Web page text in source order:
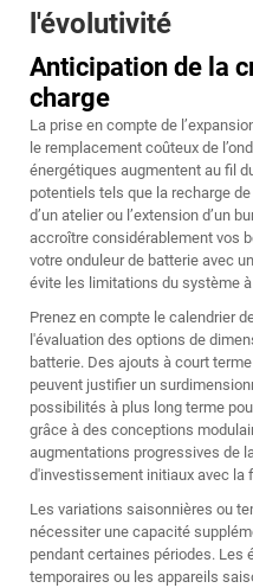
l'évolutivité
Anticipation de la
charge
La prise en compte de
le remplacement coûteux de
énergétiques augmentent au fil
potentiels tels que la recharge
d’un atelier ou l’extension d’un
accroître considérablement vos
votre onduleur de batterie avec
évite les limitations du système
Prenez en compte le calendrier
l'évaluation des options de
batterie. Des ajouts à court
peuvent justifier un
possibilités à plus long terme
grâce à des conceptions
augmentations progressives de
d'investissement initiaux avec la
Les variations saisonnières ou
nécessiter une capacité
pendant certaines périodes.
temporaires ou les appareils